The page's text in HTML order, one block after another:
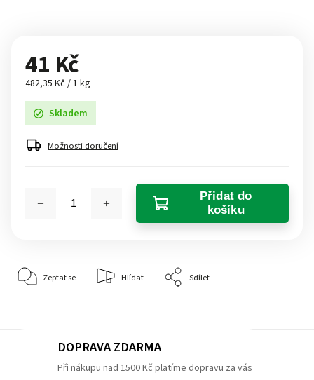
41 Kč
482,35 Kč / 1 kg
Skladem
Možnosti doručení
Přidat do
košíku
Zeptat se Hlídat Sdílet
DOPRAVA ZDARMA
Při nákupu nad 1500 Kč platíme dopravu za vás